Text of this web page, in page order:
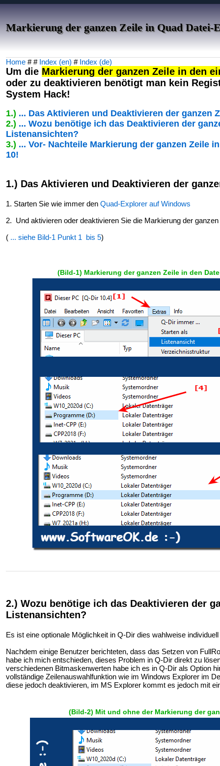
Markierung der ganzen Zeile in Quad
Home # # Index (en) # Index (de)
Um die Markierung der ganzen Zeile in den
oder zu deaktivieren benötigt man kein
System Hack!
1.) ... Das Aktivieren und Deaktivieren der ganzen
2.) ... Wozu benötige ich das Deaktivieren der
Listenansichten?
3.) ... Vor- Nachteile Markierung der ganzen Zeile
10!
1.) Das Aktivieren und Deaktivieren der
1. Starten Sie wie immer den Quad-Explorer auf Windows
2. Und aktivieren oder deaktivieren Sie die Markierung der
( ... siehe Bild-1 Punkt 1 bis 5)
(Bild-1) Markierung der ganzen Zeile in den
2.) Wozu benötige ich das Deaktivieren der
Listenansichten?
Es ist eine optionale Möglichkeit in Q-Dir dies wahlweise
Nachdem einige Benutzer berichteten, dass das Setzen von
habe ich mich entschieden, dieses Problem in Q-Dir direkt zu
verschiedenen Bitmaskenwerten habe ich es in Q-Dir als Option
vollständige Zeilenauswahlfunktion wie im Windows Explorer im
diese jedoch deaktivieren, im MS Explorer kommt es jedoch mit
(Bild-2) Mit und ohne der Markierung der